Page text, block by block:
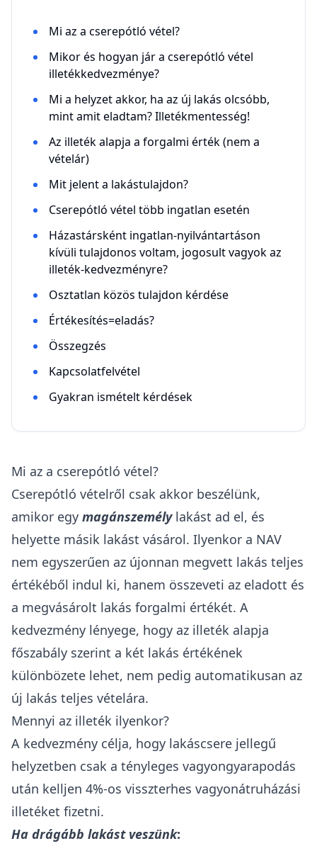
Mi az a cserepótló vétel?
Mikor és hogyan jár a cserepótló vétel
illetékkedvezménye?
Mi a helyzet akkor, ha az új lakás olcsóbb,
mint amit eladtam? Illetékmentesség!
Az illeték alapja a forgalmi érték (nem a
vételár)
Mit jelent a lakástulajdon?
Cserepótló vétel több ingatlan esetén
Házastársként ingatlan-nyilvántartáson
kívüli tulajdonos voltam, jogosult vagyok az
illeték-kedvezményre?
Osztatlan közös tulajdon kérdése
Értékesítés=eladás?
Összegzés
Kapcsolatfelvétel
Gyakran ismételt kérdések
Mi az a cserepótló vétel?
Cserepótló vételről csak akkor beszélünk,
amikor egy magánszemély lakást ad el, és
helyette másik lakást vásárol. Ilyenkor a NAV
nem egyszerűen az újonnan megvett lakás teljes
értékéből indul ki, hanem összeveti az eladott és
a megvásárolt lakás forgalmi értékét. A
kedvezmény lényege, hogy az illeték alapja
főszabály szerint a két lakás értékének
különbözete lehet, nem pedig automatikusan az
új lakás teljes vételára.
Mennyi az illeték ilyenkor?
A kedvezmény célja, hogy lakáscsere jellegű
helyzetben csak a tényleges vagyongyarapodás
után kelljen 4%-os visszterhes vagyonátruházási
illetéket fizetni.
Ha drágább lakást veszünk: